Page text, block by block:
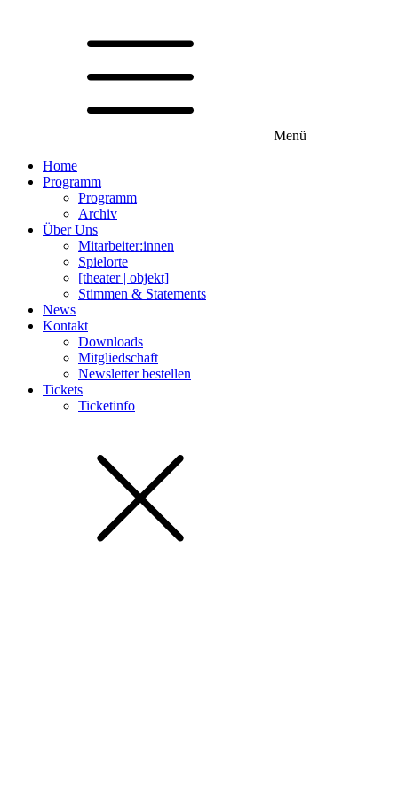
Menü
Home
Programm
Programm
Archiv
Über Uns
Mitarbeiter:innen
Spielorte
[theater | objekt]
Stimmen & Statements
News
Kontakt
Downloads
Mitgliedschaft
Newsletter bestellen
Tickets
Ticketinfo